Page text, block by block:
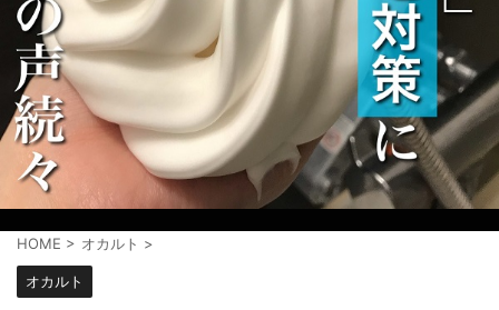
HOME > オカルト >
オカルト